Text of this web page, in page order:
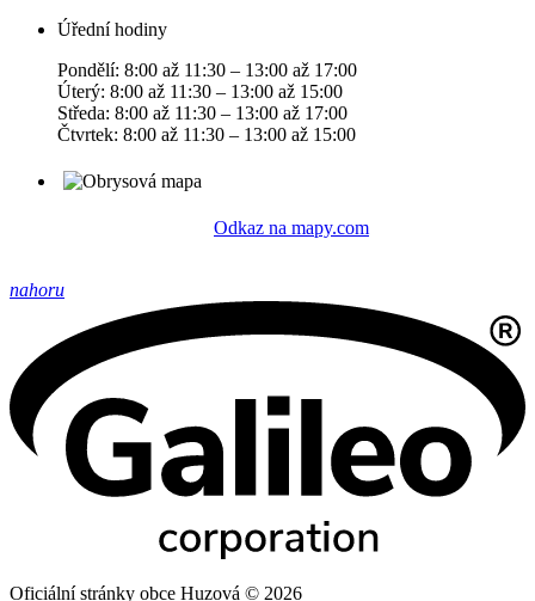
Úřední hodiny
Pondělí: 8:00 až 11:30 – 13:00 až 17:00
Úterý: 8:00 až 11:30 – 13:00 až 15:00
Středa: 8:00 až 11:30 – 13:00 až 17:00
Čtvrtek: 8:00 až 11:30 – 13:00 až 15:00
Odkaz na mapy.com
nahoru
Oficiální stránky obce Huzová © 2026